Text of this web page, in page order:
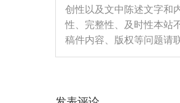
创性以及文中陈述文字和
性、完整性、及时性本站
稿件内容、版权等问题请